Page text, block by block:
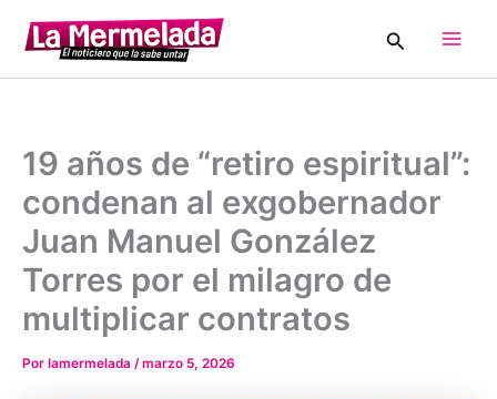
contenido
Buscar
19 años de “retiro espiritual”:
condenan al exgobernador
Juan Manuel González
Torres por el milagro de
multiplicar contratos
Por lamermelada /marzo 5, 2026